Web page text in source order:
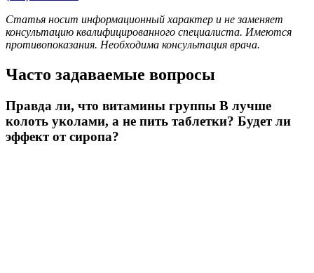
Статья носит информационный характер и не заменяет
консультацию квалифицированного специалиста. Имеются
противопоказания. Необходима консультация врача.
Часто задаваемые вопросы
Правда ли, что витамины группы B лучше
колоть уколами, а не пить таблетки? Будет ли
эффект от сиропа?